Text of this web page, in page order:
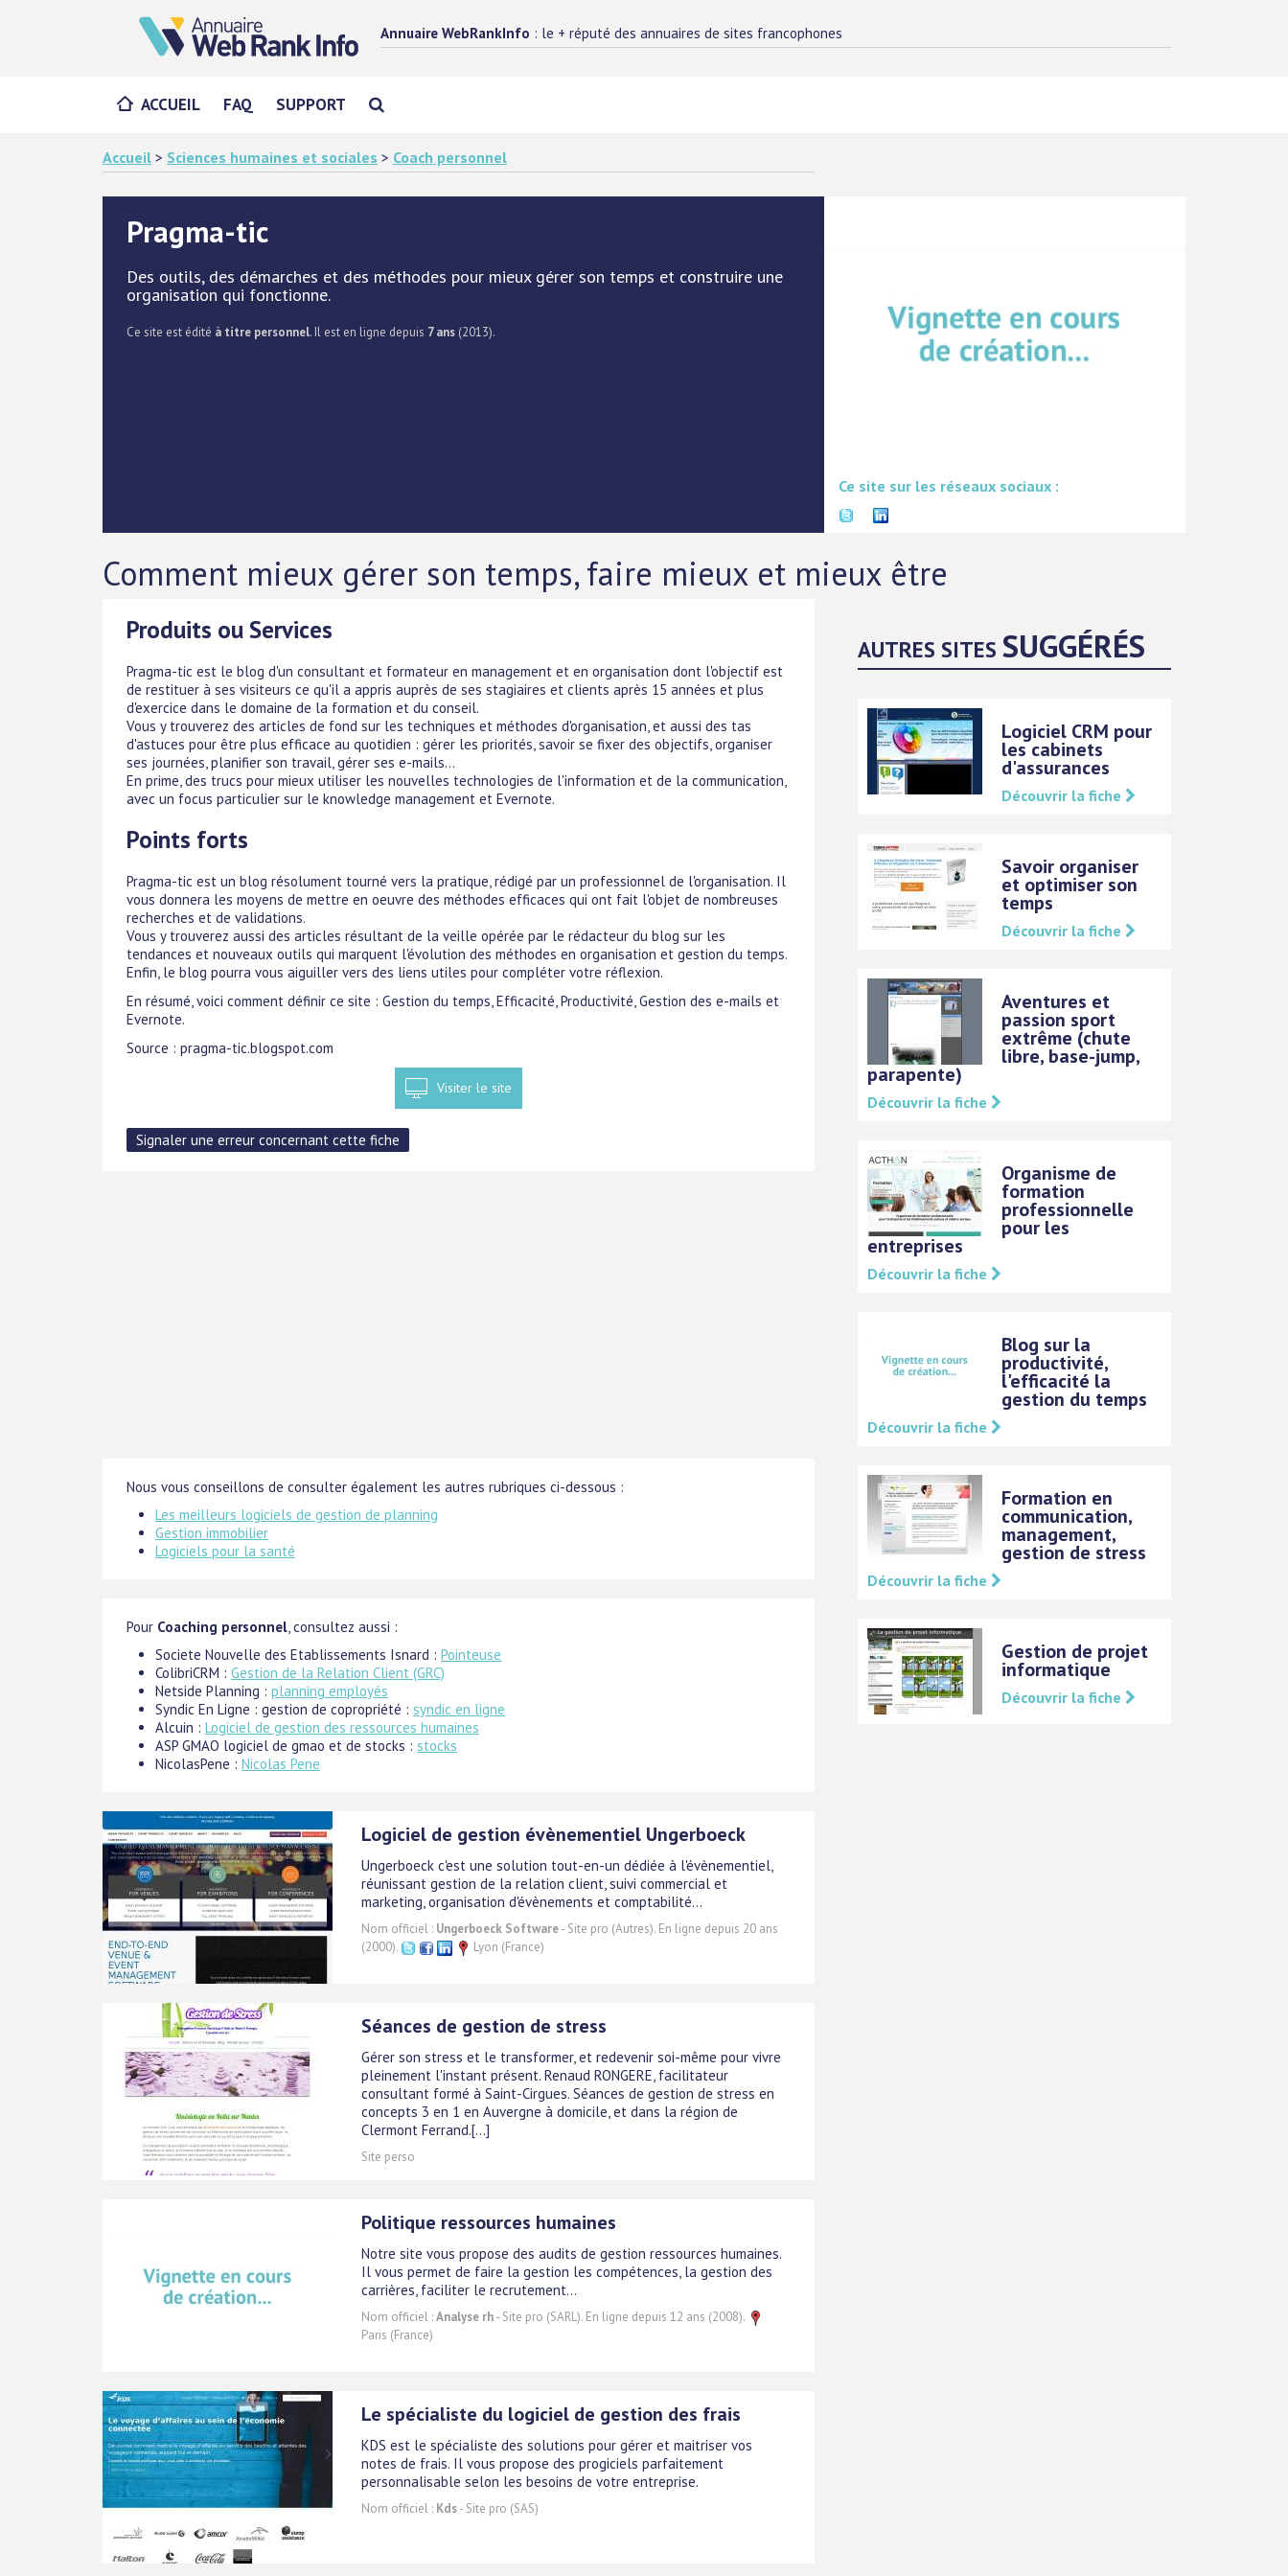
Annuaire WebRankInfo : le + réputé des annuaires de sites francophones
ACCUEIL FAQ SUPPORT
Accueil > Sciences humaines et sociales > Coach personnel
Pragma-tic
Des outils, des démarches et des méthodes pour mieux gérer son temps et construire une
organisation qui fonctionne.
Ce site est édité à titre personnel. Il est en ligne depuis 7 ans (2013).
Ce site sur les réseaux sociaux :
Comment mieux gérer son temps, faire mieux et mieux être
Produits ou Services
Pragma-tic est le blog d'un consultant et formateur en management et en organisation dont l'objectif est
de restituer à ses visiteurs ce qu'il a appris auprès de ses stagiaires et clients après 15 années et plus
d'exercice dans le domaine de la formation et du conseil.
Vous y trouverez des articles de fond sur les techniques et méthodes d'organisation, et aussi des tas
d'astuces pour être plus efficace au quotidien : gérer les priorités, savoir se fixer des objectifs, organiser
ses journées, planifier son travail, gérer ses e-mails...
En prime, des trucs pour mieux utiliser les nouvelles technologies de l'information et de la communication,
avec un focus particulier sur le knowledge management et Evernote.
Points forts
Pragma-tic est un blog résolument tourné vers la pratique, rédigé par un professionnel de l'organisation. Il
vous donnera les moyens de mettre en oeuvre des méthodes efficaces qui ont fait l'objet de nombreuses
recherches et de validations.
Vous y trouverez aussi des articles résultant de la veille opérée par le rédacteur du blog sur les
tendances et nouveaux outils qui marquent l'évolution des méthodes en organisation et gestion du temps.
Enfin, le blog pourra vous aiguiller vers des liens utiles pour compléter votre réflexion.
En résumé, voici comment définir ce site : Gestion du temps, Efficacité, Productivité, Gestion des e-mails et
Evernote.
Source : pragma-tic.blogspot.com
Visiter le site
Nous vous conseillons de consulter également les autres rubriques ci-dessous :
Les meilleurs logiciels de gestion de planning
Gestion immobilier
Logiciels pour la santé
Pour Coaching personnel, consultez aussi :
Societe Nouvelle des Etablissements Isnard : Pointeuse
ColibriCRM : Gestion de la Relation Client (GRC)
Netside Planning : planning employés
Syndic En Ligne : gestion de copropriété : syndic en ligne
Alcuin : Logiciel de gestion des ressources humaines
ASP GMAO logiciel de gmao et de stocks : stocks
NicolasPene : Nicolas Pene
Logiciel de gestion évènementiel Ungerboeck
Ungerboeck c'est une solution tout-en-un dédiée à l'évènementiel,
réunissant gestion de la relation client, suivi commercial et
marketing, organisation d'évènements et comptabilité...
Nom officiel : Ungerboeck Software- Site pro (Autres). En ligne depuis 20 ans
(2000).
Lyon (France)
Séances de gestion de stress
Gérer son stress et le transformer, et redevenir soi-même pour vivre
pleinement l'instant présent. Renaud RONGERE, facilitateur
consultant formé à Saint-Cirgues. Séances de gestion de stress en
concepts 3 en 1 en Auvergne à domicile, et dans la région de
Clermont Ferrand.[...]
Site perso
Politique ressources humaines
Notre site vous propose des audits de gestion ressources humaines.
Il vous permet de faire la gestion les compétences, la gestion des
carrières, faciliter le recrutement...
Nom officiel :Analyse rh- Site pro (SARL). En ligne depuis 12 ans (2008).
Paris (France)
Le spécialiste du logiciel de gestion des frais
KDS est le spécialiste des solutions pour gérer et maitriser vos
notes de frais. Il vous propose des progiciels parfaitement
personnalisable selon les besoins de votre entreprise.
Nom officiel : Kds- Site pro (SAS)
AUTRES SITESSUGGÉRÉS
Logiciel CRM pour
les cabinets
d'assurances
Découvrir la fiche
Savoir organiser
et optimiser son
temps
Découvrir la fiche
Aventures et
passion sport
extrême (chute
libre, base-jump,
parapente)
Découvrir la fiche
Organisme de
formation
professionnelle
pour les
entreprises
Découvrir la fiche
Blog sur la
productivité,
l'efficacité la
gestion du temps
Découvrir la fiche
Formation en
communication,
management,
gestion de stress
Découvrir la fiche
Gestion de projet
informatique
Découvrir la fiche